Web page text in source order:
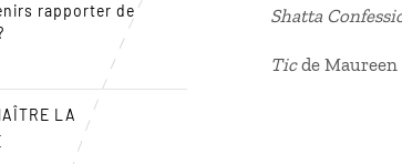
rapporter de
LA
Shatta
Ticde Maureen